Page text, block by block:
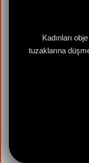
Kadınları obje
tuzaklarına